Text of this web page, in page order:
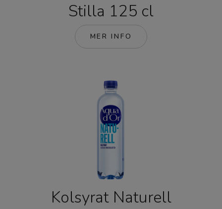
Stilla 125 cl
MER INFO
Kolsyrat Naturell